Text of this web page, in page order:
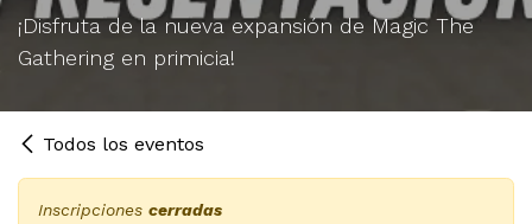
¡Disfruta de la nueva expansión de Magic The
Gathering en primicia!
Todos los eventos
Inscripciones cerradas